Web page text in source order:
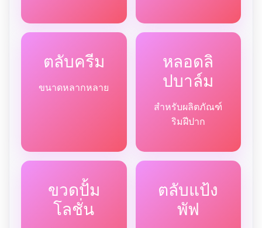
ตลับครีม
ขนาดหลากหลาย
หลอดลิ
ปบาล์ม
สำหรับผลิตภัณฑ์
ริมฝีปาก
ขวดปั้ม
โลชั่น
ตลับแป้ง
พัฟ